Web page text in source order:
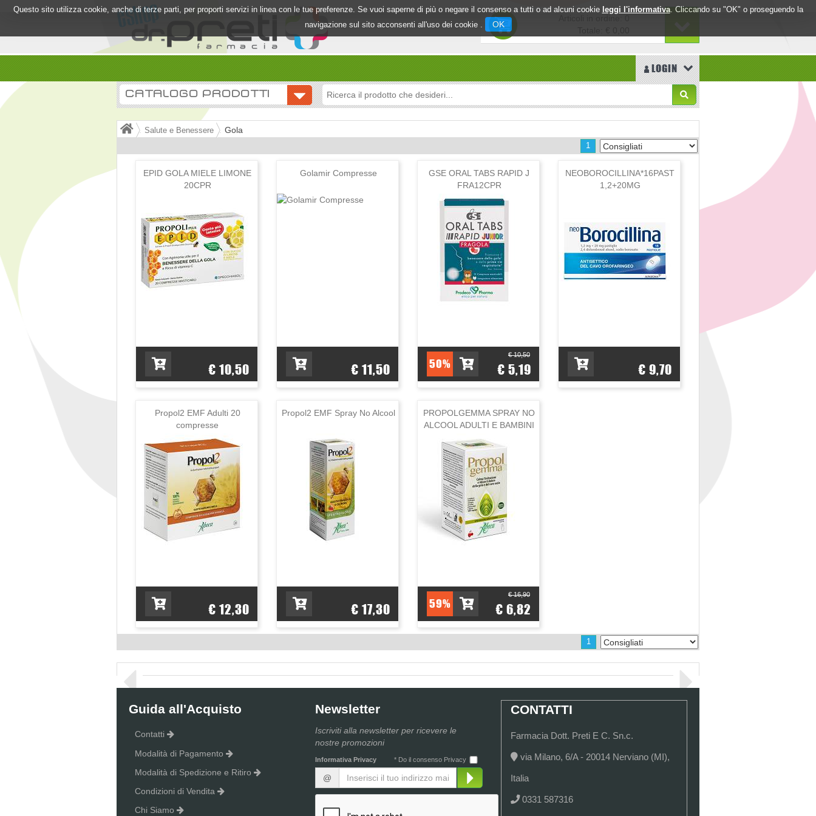
Questo sito utilizza cookie, anche di terze parti, per proporti servizi in linea con le tue preferenze. Se vuoi saperne di più o negare il consenso a tutti o ad alcuni cookie leggi l'informativa. Cliccando su "OK" o proseguendo la
navigazione sul sito acconsenti all'uso dei cookie .
OK
LOGIN
CATALOGO PRODOTTI
Salute e Benessere Gola
1
EPID GOLA MIELE LIMONE
20CPR
€ 10,50
Golamir Compresse
€ 11,50
GSE ORAL TABS RAPID J
FRA12CPR
50%
€ 10,50
€ 5,19
NEOBOROCILLINA*16PAST
1,2+20MG
€ 9,70
Propol2 EMF Adulti 20
compresse
€ 12,30
Propol2 EMF Spray No Alcool
€ 17,30
PROPOLGEMMA SPRAY NO
ALCOOL ADULTI E BAMBINI
59%
€ 16,90
€ 6,82
1
Guida all'Acquisto
Contatti
Modalità di Pagamento
Modalità di Spedizione e Ritiro
Condizioni di Vendita
Chi Siamo
Newsletter
Iscriviti alla newsletter per ricevere le
nostre promozioni
Informativa Privacy * Do il consenso Privacy
@
CONTATTI
Farmacia Dott. Preti E C. Sn.c.
via Milano, 6/A - 20014 Nerviano (MI),
Italia
0331 587316